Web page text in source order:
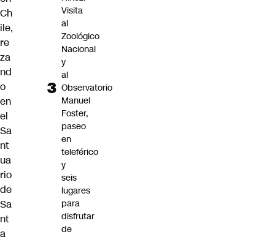
Ch
ile,
re
za
nd
o
en
el
Sa
nt
ua
rio
de
Sa
nt
a
Visita
al
Zoológico
Nacional
y
al
Observatorio
Manuel
Foster,
paseo
en
teleférico
y
seis
lugares
para
disfrutar
de